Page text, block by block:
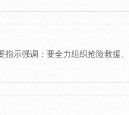
指示强调：要全力组织抢险救援